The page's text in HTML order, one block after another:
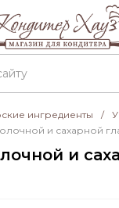
ингредиенты /
и сахарной
и